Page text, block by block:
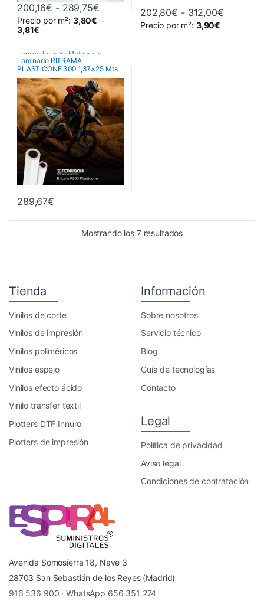
200,16€ - 289,75€Rango de precios: desde 200,16€
Precio por m²: 3,80€ –
3,81€
Este producto tiene múltiples variantes. Las opciones se
202,80€ - 312,00€Rango
Precio por m²: 3,90€
Este producto tiene múltiples
Laminados para Motocross
Laminados Poliméricos ,
Láminados y Adhesivos
Laminado RITRAMA
PLASTICONE 300 1,37×25 Mts
(Deportes Extremos)
289,67€
Mostrando los 7 resultadosOrdenado por
Tienda
Vinilos de corte
Vinilos de impresión
Vinilos poliméricos
Vinilos espejo
Vinilos efecto ácido
Vinilo transfer textil
Plotters DTF Innuro
Plotters de impresión
Información
Sobre nosotros
Servicio técnico
Blog
Guía de tecnologías
Contacto
Legal
Política de privacidad
Aviso legal
Condiciones de contratación
Avenida Somosierra 18, Nave 3
28703 San Sebastián de los Reyes (Madrid)
916 536 900 ·WhatsApp 656 351 274